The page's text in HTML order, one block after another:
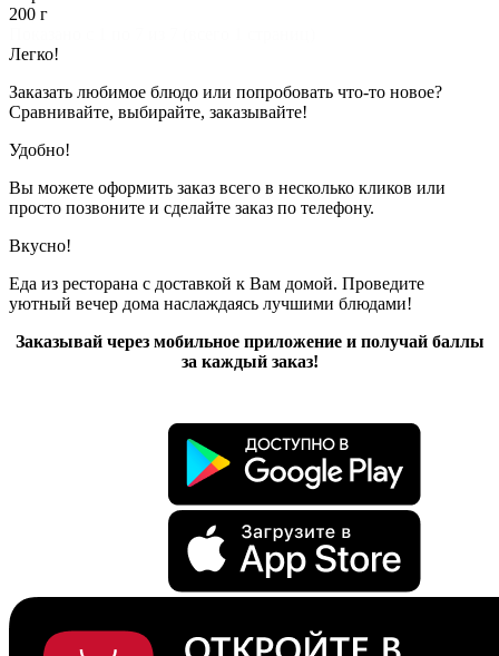
200 г
Легко!
Заказать любимое блюдо или попробовать что-то новое?
Сравнивайте, выбирайте, заказывайте!
Удобно!
Вы можете оформить заказ всего в несколько кликов или
просто позвоните и сделайте заказ по телефону.
Вкусно!
Еда из ресторана с доставкой к Вам домой. Проведите
уютный вечер дома наслаждаясь лучшими блюдами!
Заказывай через мобильное приложение и получай баллы
за каждый заказ!